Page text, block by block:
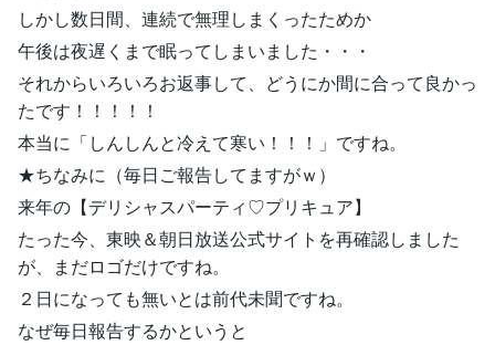
しかし数日間、連続で無理しまくったためか
午後は夜遅くまで眠ってしまいました・・・
それからいろいろお返事して、どうにか間に合って良かっ
たです！！！！！
本当に「しんしんと冷えて寒い！！！」ですね。
★ちなみに（毎日ご報告してますがｗ）
来年の【デリシャスパーティ♡プリキュア】
たった今、東映＆朝日放送公式サイトを再確認しました
が、まだロゴだけですね。
２日になっても無いとは前代未聞ですね。
なぜ毎日報告するかというと